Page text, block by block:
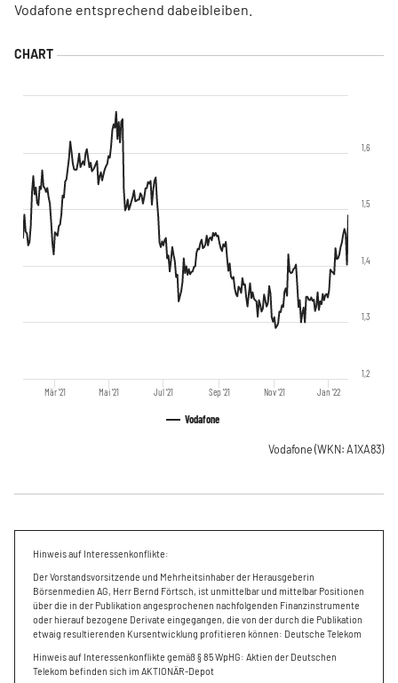
Vodafone entsprechend dabeibleiben.
Vodafone
Mär '21 Mai '21 Jul '21 Sep '21 Nov '21 Jan '22
1,2
1,3
1,4
1,5
1,6
Vodafone (WKN: A1XA83)
Hinweis auf Interessenkonflikte:
Der Vorstandsvorsitzende und Mehrheitsinhaber der Herausgeberin
Börsenmedien AG, Herr Bernd Förtsch, ist unmittelbar und mittelbar Positionen
über die in der Publikation angesprochenen nachfolgenden Finanzinstrumente
oder hierauf bezogene Derivate eingegangen, die von der durch die Publikation
etwaig resultierenden Kursentwicklung profitieren können: Deutsche Telekom
Hinweis auf Interessenkonflikte gemäß § 85 WpHG: Aktien der Deutschen
Telekom befinden sich im AKTIONÄR-Depot